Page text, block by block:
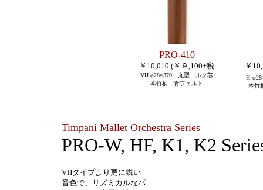
Timpani Mallet Orchestra Series
PRO-W, HF, K1, K2
VHタイプより更に鋭い
音色で、リズミカルなパ
PRO-410
￥10,010 (￥９,100+税
VH φ28×370 丸型コルク芯
本竹柄 青フェルト
￥
H φ
本竹